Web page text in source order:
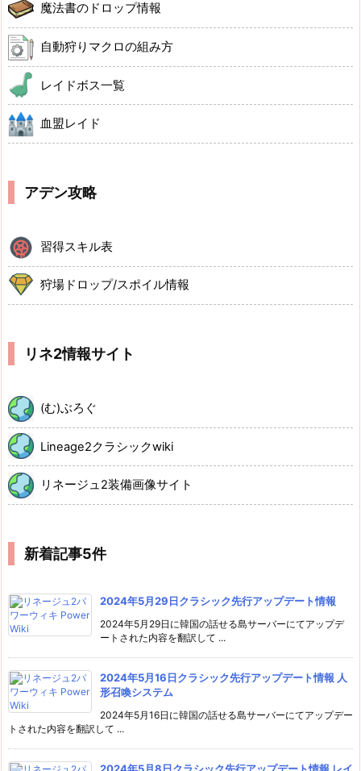
魔法書のドロップ情報
自動狩りマクロの組み方
レイドボス一覧
血盟レイド
アデン攻略
習得スキル表
狩場ドロップ/スポイル情報
リネ2情報サイト
(む)ぶろぐ
Lineage2クラシックwiki
リネージュ2装備画像サイト
新着記事5件
2024年5月29日クラシック先行アップデート情報
2024年5月29日に韓国の話せる島サーバーにてアップデ
ートされた内容を翻訳して ...
2024年5月16日クラシック先行アップデート情報 人
形召喚システム
2024年5月16日に韓国の話せる島サーバーにてアップデー
トされた内容を翻訳して ...